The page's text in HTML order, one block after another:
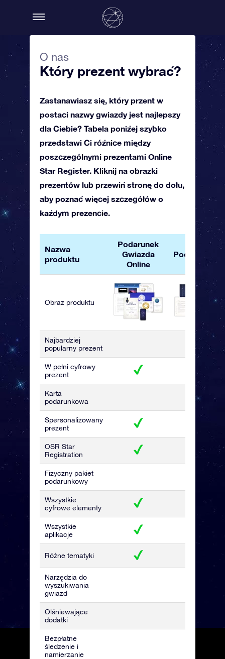
O nas
Który prezent wybrać?
Zastanawiasz się, który przent w
postaci nazwy gwiazdy jest najlepszy
dla Ciebie? Tabela poniżej szybko
przedstawi Ci różnice między
poszczególnymi prezentami Online
Star Register. Kliknij na obrazki
prezentów lub przewiń stronę do dołu,
aby poznać więcej szczegółów o
każdym prezencie.
Nazwa
produktu
Podarunek
Gwiazda
Online
Pakiet
Podarunkowy
OSR
Obraz produktu
Najbardziej
popularny prezent
W pełni cyfrowy
prezent
Karta
podarunkowa
Spersonalizowany
prezent
OSR Star
Registration
Fizyczny pakiet
podarunkowy
Wszystkie
cyfrowe elementy
Wszystkie
aplikacje
Różne tematyki
Narzędzia do
wyszukiwania
gwiazd
Olśniewające
dodatki
Bezpłatne
śledzenie i
namierzanie